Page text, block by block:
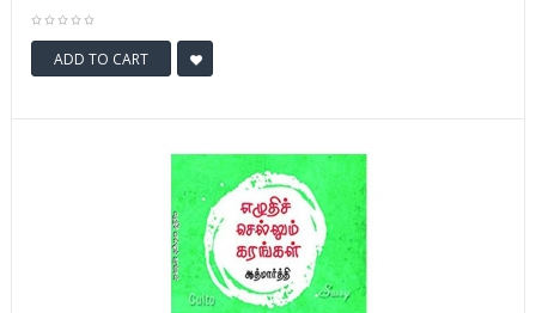
ADD TO CART